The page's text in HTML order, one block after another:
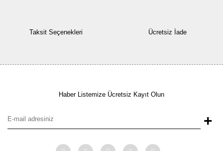
Taksit Seçenekleri Ücretsiz İade
Haber Listemize Ücretsiz Kayıt Olun
+